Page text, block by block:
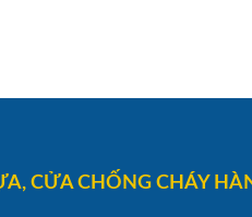
CỬA CHỐNG CHÁY